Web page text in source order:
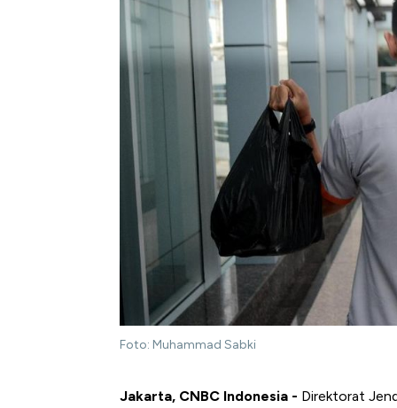
Foto: Muhammad Sabki
Jakarta, CNBC Indonesia - Direktorat